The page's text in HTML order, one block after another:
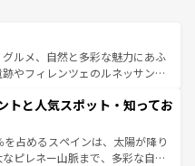
ルメ、自然と多彩な魅力にあふ
やフィレンツェのルネッサンス
田園風景やアマルフィ海岸の絶
ない。観光の合間には、本場の
イタリア料理を堪能することも
眠るまで、すべての瞬間を楽し
トと人気スポット・知ってお
占めるスペインは、太陽が降り
ピレネー山脈まで、多彩な自然